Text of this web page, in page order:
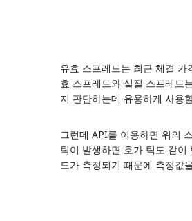
유효 스프레드는 최근 체결
효 스프레드와 실질 스프레드
지 판단하는데 유용하게 사용
그런데 API를 이용하면 위의
틱이 발생하면 호가 틱도 같
드가 측정되기 때문에 측정값